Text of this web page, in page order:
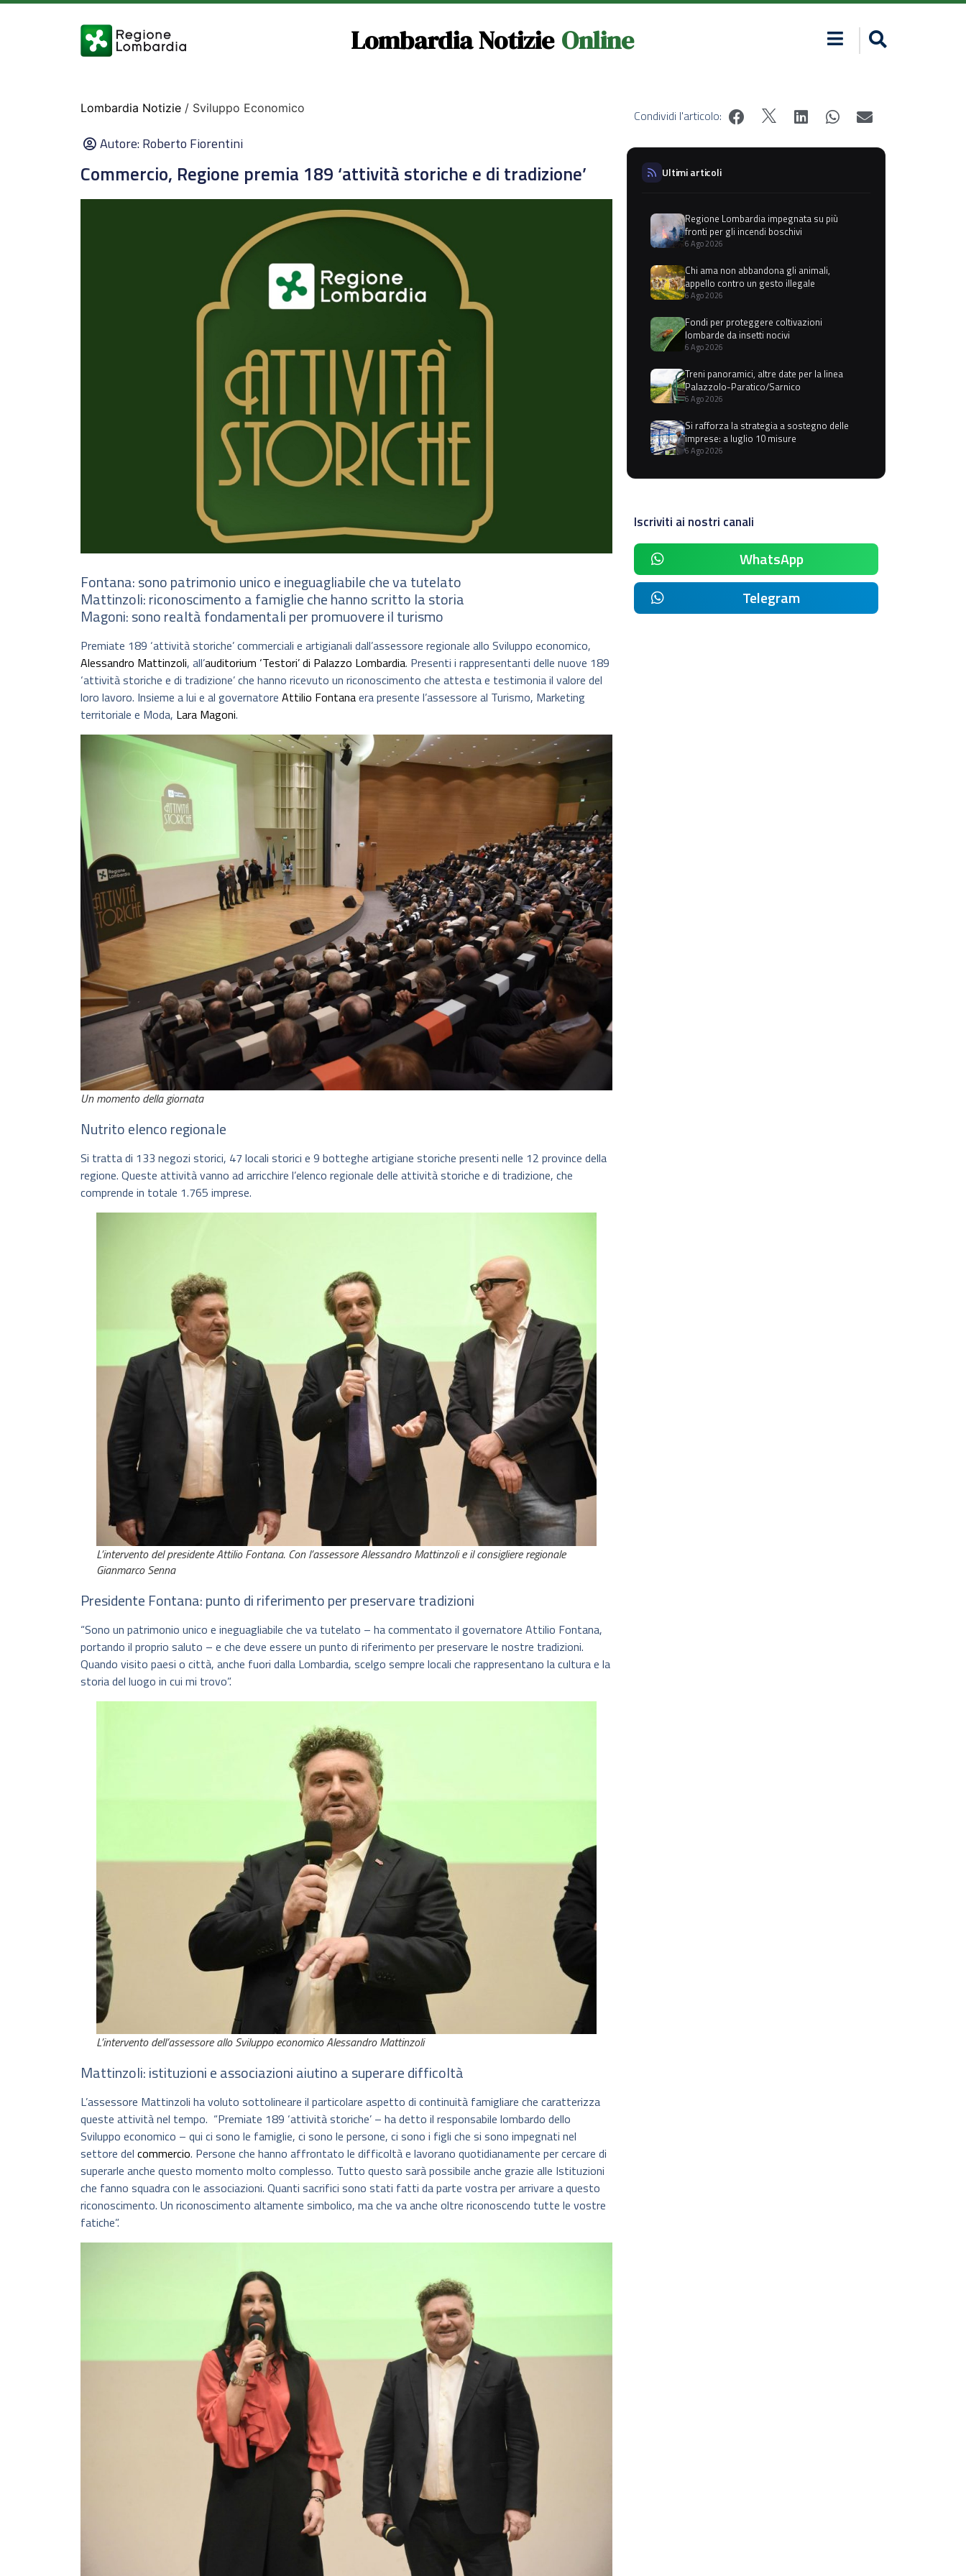
Lombardia Notizie Online
Lombardia Notizie / Sviluppo Economico
Autore:Roberto Fiorentini
Commercio, Regione premia 189 ‘attività storiche e di tradizione’
Fontana: sono patrimonio unico e ineguagliabile che va tutelato
Mattinzoli: riconoscimento a famiglie che hanno scritto la storia
Magoni: sono realtà fondamentali per promuovere il turismo
Premiate 189 ‘attività storiche’ commerciali e artigianali dall’assessore regionale allo Sviluppo economico,
Alessandro Mattinzoli, all’auditorium ‘Testori’ di Palazzo Lombardia. Presenti i rappresentanti delle nuove 189
‘attività storiche e di tradizione’ che hanno ricevuto un riconoscimento che attesta e testimonia il valore del
loro lavoro. Insieme a lui e al governatore Attilio Fontanaera presente l’assessore al Turismo, Marketing
territoriale e Moda, Lara Magoni.
Un momento della giornata
Nutrito elenco regionale
Si tratta di 133 negozi storici, 47 locali storici e 9 botteghe artigiane storiche presenti nelle 12 province della
regione. Queste attività vanno ad arricchire l’elenco regionale delle attività storiche e di tradizione, che
comprende in totale 1.765 imprese.
L’intervento del presidente Attilio Fontana. Con l’assessore Alessandro Mattinzoli e il consigliere regionale
Gianmarco Senna
Presidente Fontana: punto di riferimento per preservare tradizioni
“Sono un patrimonio unico e ineguagliabile che va tutelato – ha commentato il governatore Attilio Fontana,
portando il proprio saluto – e che deve essere un punto di riferimento per preservare le nostre tradizioni.
Quando visito paesi o città, anche fuori dalla Lombardia, scelgo sempre locali che rappresentano la cultura e la
storia del luogo in cui mi trovo”.
L’intervento dell’assessore allo Sviluppo economico Alessandro Mattinzoli
Mattinzoli: istituzioni e associazioni aiutino a superare difficoltà
L’assessore Mattinzoli ha voluto sottolineare il particolare aspetto di continuità famigliare che caratterizza
queste attività nel tempo. “Premiate 189 ‘attività storiche’ – ha detto il responsabile lombardo dello
Sviluppo economico – qui ci sono le famiglie, ci sono le persone, ci sono i figli che si sono impegnati nel
settore del commercio. Persone che hanno affrontato le difficoltà e lavorano quotidianamente per cercare di
superarle anche questo momento molto complesso. Tutto questo sarà possibile anche grazie alle Istituzioni
che fanno squadra con le associazioni. Quanti sacrifici sono stati fatti da parte vostra per arrivare a questo
riconoscimento. Un riconoscimento altamente simbolico, ma che va anche oltre riconoscendo tutte le vostre
fatiche”.
Condividi l'articolo:
Ultimi articoli
Regione Lombardia impegnata su più
fronti per gli incendi boschivi
6 Ago 2026
Chi ama non abbandona gli animali,
appello contro un gesto illegale
6 Ago 2026
Fondi per proteggere coltivazioni
lombarde da insetti nocivi
6 Ago 2026
Treni panoramici, altre date per la linea
Palazzolo-Paratico/Sarnico
6 Ago 2026
Si rafforza la strategia a sostegno delle
imprese: a luglio 10 misure
6 Ago 2026
Iscriviti ai nostri canali
WhatsApp
Telegram